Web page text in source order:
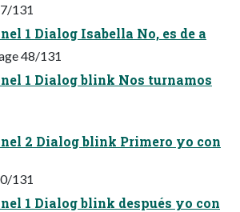
131
1 Dialog Isabella No, es de a
48/131
1 Dialog blink Nos turnamos
2 Dialog blink Primero yo con
131
1 Dialog blink después yo con